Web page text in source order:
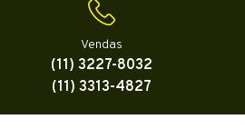
Vendas
(11) 3227-8032
(11) 3313-4827